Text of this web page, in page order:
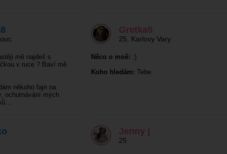
mě najdeš s
v ruce ? Baví mě
někoho fajn na
ochutnávání mých
Gretka5
25 Karlovy Vary
Něco o mně: :)
Koho hledám: Tebe
Jenny j
25